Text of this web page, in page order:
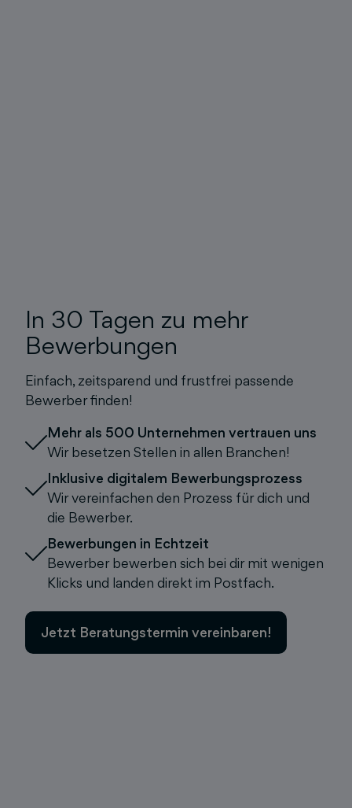
In 30 Tagen zu mehr
Bewerbungen
Einfach, zeitsparend und frustfrei passende
Bewerber finden!
Mehr als 500 Unternehmen vertrauen uns
Wir besetzen Stellen in allen Branchen!
Inklusive digitalem Bewerbungsprozess
Wir vereinfachen den Prozess für dich und
die Bewerber.
Bewerbungen in Echtzeit
Bewerber bewerben sich bei dir mit wenigen
Klicks und landen direkt im Postfach.
Jetzt Beratungstermin vereinbaren!